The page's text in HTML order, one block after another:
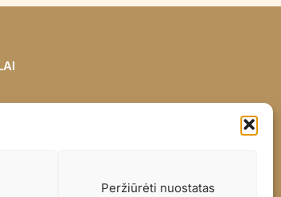
Peržiūrėti nuostatas